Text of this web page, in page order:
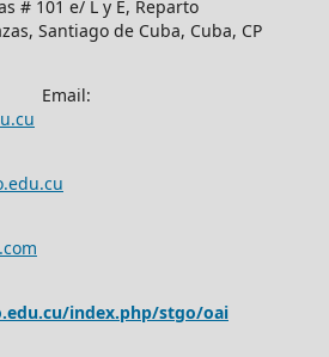
# 101 e/ L y E, Reparto
Santiago de Cuba, Cuba, CP
Email:
index.php/stgo/oai